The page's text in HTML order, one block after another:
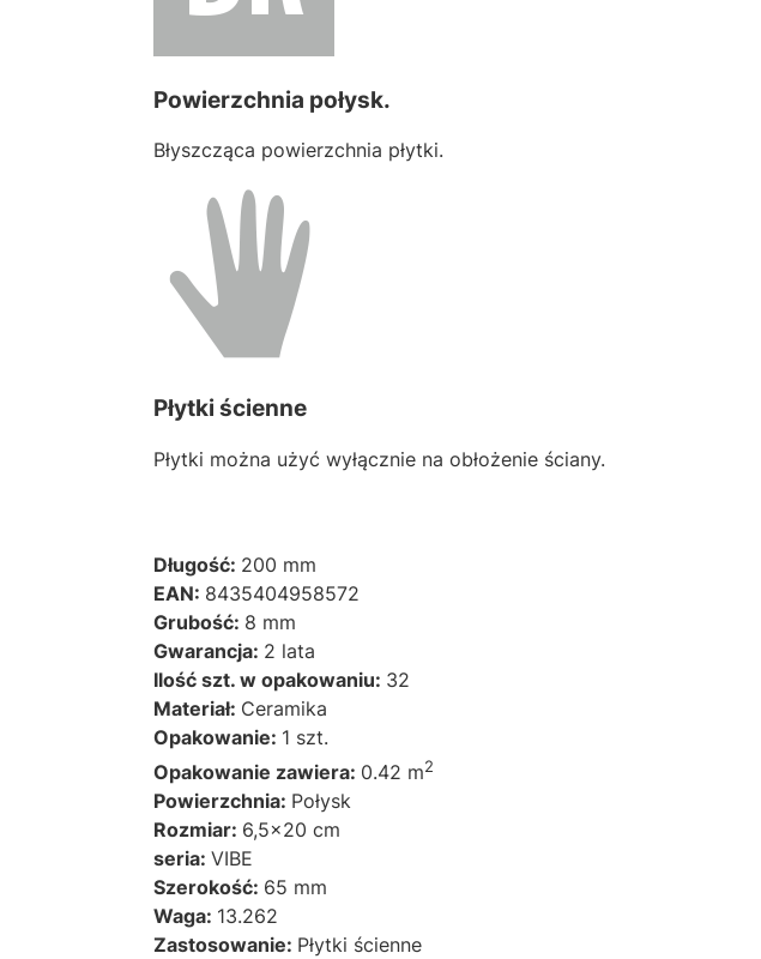
Powierzchnia połysk.
Błyszcząca powierzchnia płytki.
Płytki ścienne
Płytki można użyć wyłącznie na obłożenie ściany.
Długość: 200 mm
EAN: 8435404958572
Grubość: 8 mm
Gwarancja: 2 lata
Ilość szt. w opakowaniu: 32
Materiał: Ceramika
Opakowanie: 1 szt.
Opakowanie zawiera: 0.42 m2
Powierzchnia: Połysk
Rozmiar: 6,5x20 cm
seria: VIBE
Szerokość: 65 mm
Waga: 13.262
Zastosowanie: Płytki ścienne